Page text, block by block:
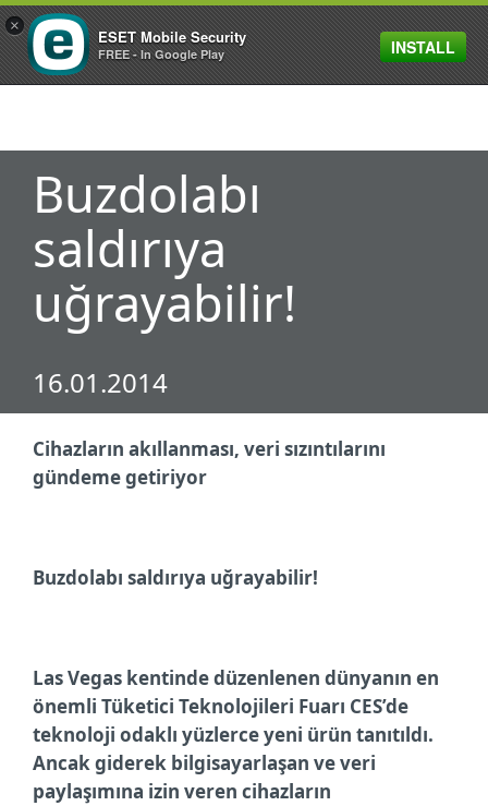
MENU
Buzdolabı
saldırıya
uğrayabilir!
16.01.2014
Cihazların akıllanması, veri sızıntılarını
gündeme getiriyor
Buzdolabı saldırıya uğrayabilir!
Las Vegas kentinde düzenlenen dünyanın en
önemli Tüketici Teknolojileri Fuarı CES’de
teknoloji odaklı yüzlerce yeni ürün tanıtıldı.
Ancak giderek bilgisayarlaşan ve veri
paylaşımına izin veren cihazların
×
ESET Mobile Security
FREE - In Google Play INSTALL